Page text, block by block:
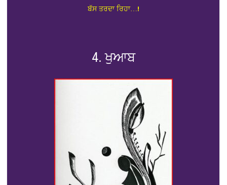
ਬੱਸ ਤਰਦਾ ਰਿਹਾ…!
4. ਖੁਆਬ